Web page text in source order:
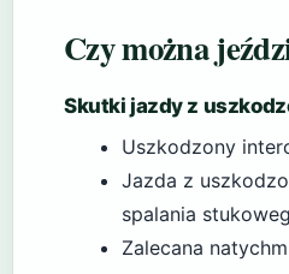
Czy można
Skutki jazdy z
Uszkodzony
Jazda z
spalania
Zalecana